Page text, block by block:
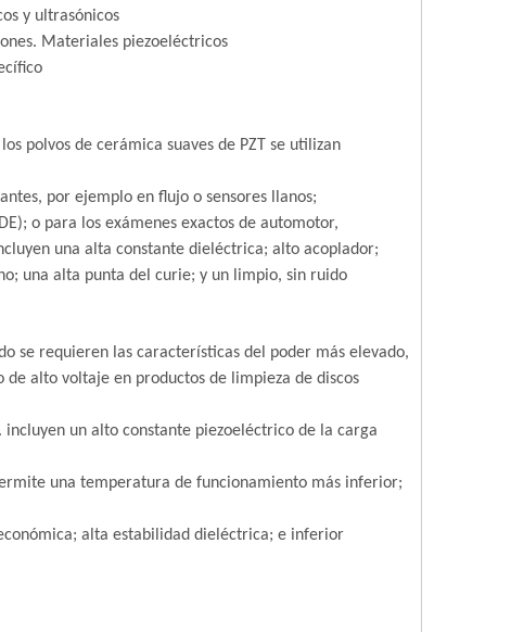
y ultrasónicos
Materiales piezoeléctricos
polvos de cerámica suaves de PZT se utilizan
por ejemplo en flujo o sensores llanos;
o para los exámenes exactos de automotor,
una alta constante dieléctrica; alto acoplador;
una alta punta del curie; y un limpio, sin ruido
se requieren las características del poder más elevado,
alto voltaje en productos de limpieza de discos
un alto constante piezoeléctrico de la carga
una temperatura de funcionamiento más inferior;
alta estabilidad dieléctrica; e inferior